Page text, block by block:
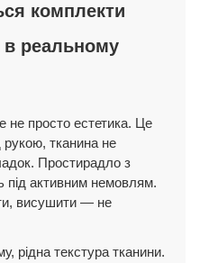
комплекти
в реальному
не просто естетика. Це
рукою, тканина не
Простирадло з
під активним немовлям.
висушити — не
рідна текстура тканини.